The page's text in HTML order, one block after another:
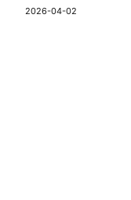
2026-04-02